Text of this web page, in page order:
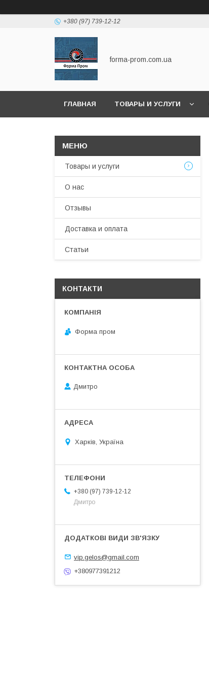
+380 (97) 739-12-12
forma-prom.com.ua
ГЛАВНАЯ ТОВАРЫ И УСЛУГИ
Товары и услуги
О нас
Отзывы
Доставка и оплата
Статьи
КОНТАКТИ
Форма пром
Дмитро
Харків, Україна
+380 (97) 739-12-12
Дмитро
vip.gelos@gmail.com
+380977391212